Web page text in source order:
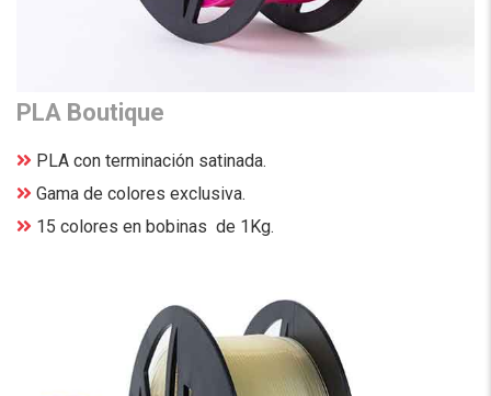
PLA Boutique
PLA con terminación satinada.
Gama de colores exclusiva.
15 colores en bobinas de 1Kg.